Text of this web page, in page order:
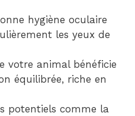
hygiène oculaire
les yeux de
votre animal bénéficie
équilibrée, riche en
potentiels comme la